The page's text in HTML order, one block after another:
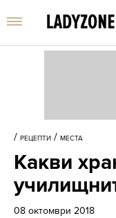
/ РЕЦЕПТИ / МЕСТА
Какви
08 октомври 2018